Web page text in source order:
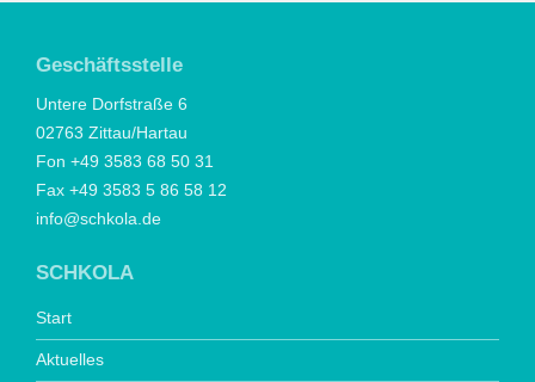
Geschäftsstelle
Untere Dorfstraße 6
02763 Zittau/Hartau
Fon +49 3583 68 50 31
Fax +49 3583 5 86 58 12
info@schkola.de
SCHKOLA
Start
Aktuelles